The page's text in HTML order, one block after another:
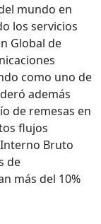
mundo en
los servicios
Global de
como uno de
además
de remesas en
flujos
Bruto
de
más del 10%